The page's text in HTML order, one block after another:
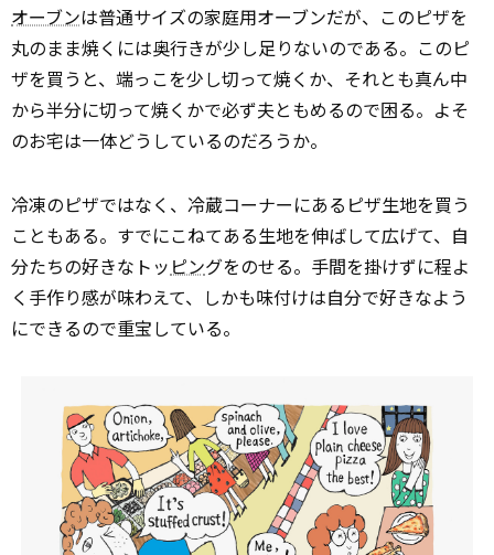
オーブンは普通サイズの家庭用オーブンだが、このピザを
丸のまま焼くには奥行きが少し足りないのである。このピ
ザを買うと、端っこを少し切って焼くか、それとも真ん中
から半分に切って焼くかで必ず夫ともめるので困る。よそ
のお宅は一体どうしているのだろうか。
冷凍のピザではなく、冷蔵コーナーにあるピザ生地を買う
こともある。すでにこねてある生地を伸ばして広げて、自
分たちの好きなトッ ピングをのせる。手間を掛けずに程よ
く手作り感が味わえて、しかも味付けは自分で好きなよう
にできるので重宝している。